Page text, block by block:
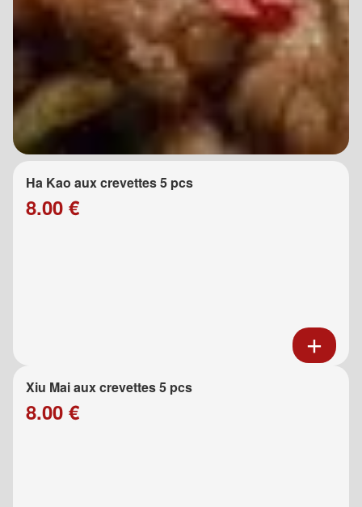
Ha Kao aux crevettes 5 pcs
8.00 €
Xiu Mai aux crevettes 5 pcs
8.00 €